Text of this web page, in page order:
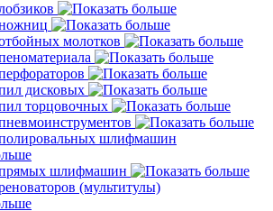
молотков
дисковых
торцовочных
шлифмашин
прямых шлифмашин
(мультитулы)